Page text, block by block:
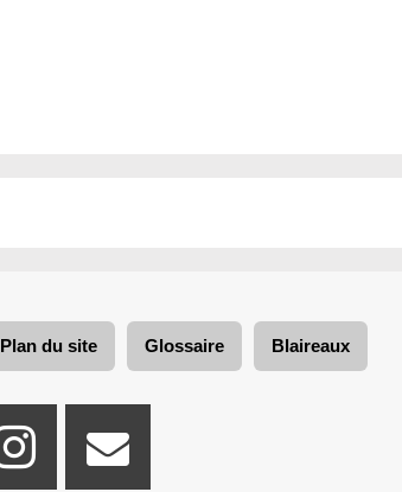
Plan du site Glossaire Blaireaux